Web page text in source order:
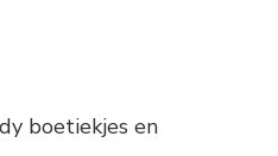
boetiekjes en